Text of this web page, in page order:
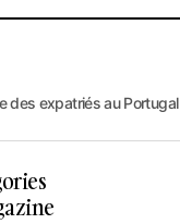
des expatriés au Portugal